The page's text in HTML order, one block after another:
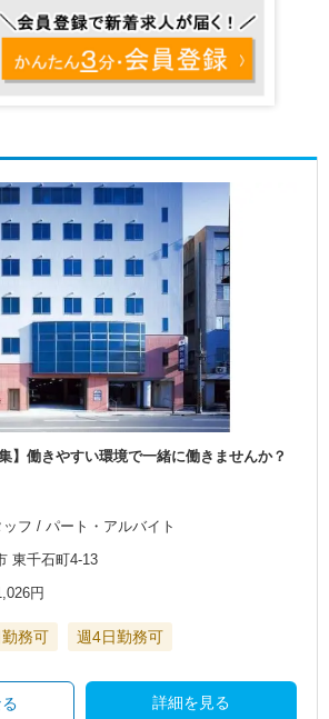
】働きやすい環境で一緒に働きませんか？
フ / パート・アルバイト
東千石町4-13
円
務可 週4日勤務可
詳細を見る